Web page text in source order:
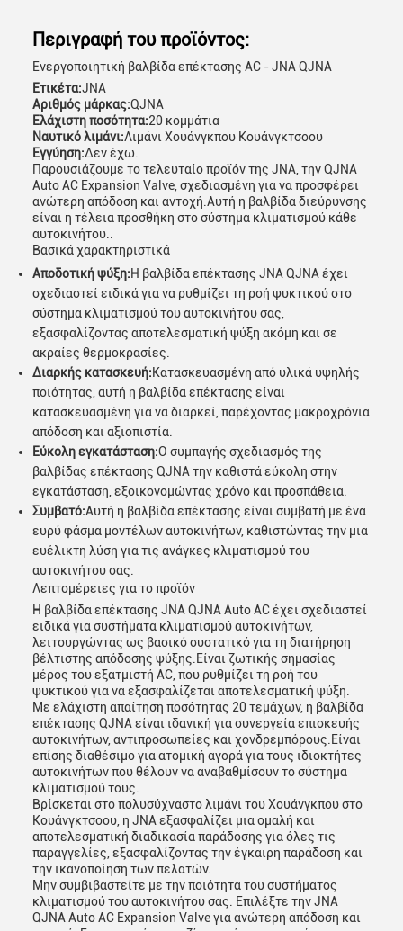
Περιγραφή του προϊόντος:
Ενεργοποιητική βαλβίδα επέκτασης AC - JNA QJNA
Ετικέτα:JNA
Αριθμός μάρκας:QJNA
Ελάχιστη ποσότητα:20 κομμάτια
Ναυτικό λιμάνι:Λιμάνι Χουάνγκπου Κουάνγκτσοου
Εγγύηση:Δεν έχω.
Παρουσιάζουμε το τελευταίο προϊόν της JNA, την QJNA
Auto AC Expansion Valve, σχεδιασμένη για να προσφέρει
ανώτερη απόδοση και αντοχή.Αυτή η βαλβίδα διεύρυνσης
είναι η τέλεια προσθήκη στο σύστημα κλιματισμού κάθε
αυτοκινήτου..
Βασικά χαρακτηριστικά
Αποδοτική ψύξη:Η βαλβίδα επέκτασης JNA QJNA έχει
σχεδιαστεί ειδικά για να ρυθμίζει τη ροή ψυκτικού στο
σύστημα κλιματισμού του αυτοκινήτου σας,
εξασφαλίζοντας αποτελεσματική ψύξη ακόμη και σε
ακραίες θερμοκρασίες.
Διαρκής κατασκευή:Κατασκευασμένη από υλικά υψηλής
ποιότητας, αυτή η βαλβίδα επέκτασης είναι
κατασκευασμένη για να διαρκεί, παρέχοντας μακροχρόνια
απόδοση και αξιοπιστία.
Εύκολη εγκατάσταση:Ο συμπαγής σχεδιασμός της
βαλβίδας επέκτασης QJNA την καθιστά εύκολη στην
εγκατάσταση, εξοικονομώντας χρόνο και προσπάθεια.
Συμβατό:Αυτή η βαλβίδα επέκτασης είναι συμβατή με ένα
ευρύ φάσμα μοντέλων αυτοκινήτων, καθιστώντας την μια
ευέλικτη λύση για τις ανάγκες κλιματισμού του
αυτοκινήτου σας.
Λεπτομέρειες για το προϊόν
Η βαλβίδα επέκτασης JNA QJNA Auto AC έχει σχεδιαστεί
ειδικά για συστήματα κλιματισμού αυτοκινήτων,
λειτουργώντας ως βασικό συστατικό για τη διατήρηση
βέλτιστης απόδοσης ψύξης.Είναι ζωτικής σημασίας
μέρος του εξατμιστή AC, που ρυθμίζει τη ροή του
ψυκτικού για να εξασφαλίζεται αποτελεσματική ψύξη.
Με ελάχιστη απαίτηση ποσότητας 20 τεμάχων, η βαλβίδα
επέκτασης QJNA είναι ιδανική για συνεργεία επισκευής
αυτοκινήτων, αντιπροσωπείες και χονδρεμπόρους.Είναι
επίσης διαθέσιμο για ατομική αγορά για τους ιδιοκτήτες
αυτοκινήτων που θέλουν να αναβαθμίσουν το σύστημα
κλιματισμού τους.
Βρίσκεται στο πολυσύχναστο λιμάνι του Χουάνγκπου στο
Κουάνγκτσοου, η JNA εξασφαλίζει μια ομαλή και
αποτελεσματική διαδικασία παράδοσης για όλες τις
παραγγελίες, εξασφαλίζοντας την έγκαιρη παράδοση και
την ικανοποίηση των πελατών.
Μην συμβιβαστείτε με την ποιότητα του συστήματος
κλιματισμού του αυτοκινήτου σας. Επιλέξτε την JNA
QJNA Auto AC Expansion Valve για ανώτερη απόδοση και